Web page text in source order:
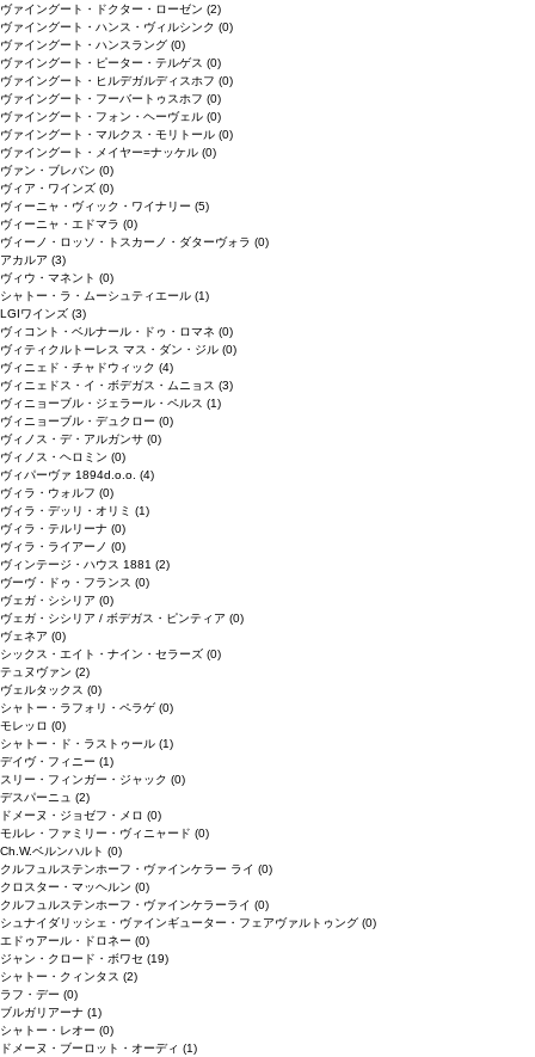
ヴァイングート・ドクター・ローゼン (2)
ヴァイングート・ハンス・ヴィルシンク (0)
ヴァイングート・ハンスラング (0)
ヴァイングート・ピーター・テルゲス (0)
ヴァイングート・ヒルデガルディスホフ (0)
ヴァイングート・フーバートゥスホフ (0)
ヴァイングート・フォン・ヘーヴェル (0)
ヴァイングート・マルクス・モリトール (0)
ヴァイングート・メイヤー=ナッケル (0)
ヴァン・ブレバン (0)
ヴィア・ワインズ (0)
ヴィーニャ・ヴィック・ワイナリー (5)
ヴィーニャ・エドマラ (0)
ヴィーノ・ロッソ・トスカーノ・ダターヴォラ (0)
アカルア (3)
ヴィウ・マネント (0)
シャトー・ラ・ムーシュティエール (1)
LGIワインズ (3)
ヴィコント・ベルナール・ドゥ・ロマネ (0)
ヴィティクルトーレス マス・ダン・ジル (0)
ヴィニェド・チャドウィック (4)
ヴィニェドス・イ・ボデガス・ムニョス (3)
ヴィニョーブル・ジェラール・ペルス (1)
ヴィニョーブル・デュクロー (0)
ヴィノス・デ・アルガンサ (0)
ヴィノス・ヘロミン (0)
ヴィパーヴァ 1894d.o.o. (4)
ヴィラ・ウォルフ (0)
ヴィラ・デッリ・オリミ (1)
ヴィラ・テルリーナ (0)
ヴィラ・ライアーノ (0)
ヴィンテージ・ハウス 1881 (2)
ヴーヴ・ドゥ・フランス (0)
ヴェガ・シシリア (0)
ヴェガ・シシリア / ボデガス・ピンティア (0)
ヴェネア (0)
シックス・エイト・ナイン・セラーズ (0)
テュヌヴァン (2)
ヴェルタックス (0)
シャトー・ラフォリ・ペラゲ (0)
モレッロ (0)
シャトー・ド・ラストゥール (1)
デイヴ・フィニー (1)
スリー・フィンガー・ジャック (0)
デスパーニュ (2)
ドメーヌ・ジョゼフ・メロ (0)
モルレ・ファミリー・ヴィニャード (0)
Ch.W.ベルンハルト (0)
クルフュルステンホーフ・ヴァインケラー ライ (0)
クロスター・マッヘルン (0)
クルフュルステンホーフ・ヴァインケラーライ (0)
シュナイダリッシェ・ヴァインギューター・フェアヴァルトゥング (0)
エドゥアール・ドロネー (0)
ジャン・クロード・ボワセ (19)
シャトー・クィンタス (2)
ラフ・デー (0)
ブルガリアーナ (1)
シャトー・レオー (0)
ドメーヌ・ブーロット・オーディ (1)